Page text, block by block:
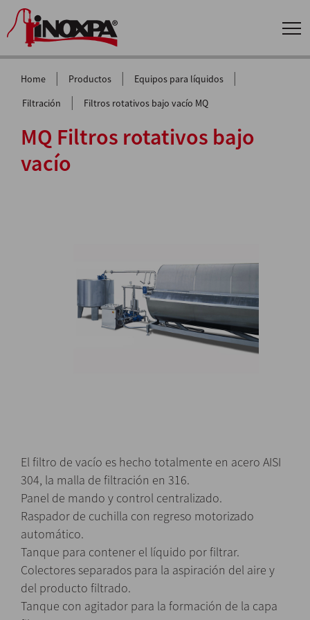
Home | Productos | Equipos para líquidos |
Filtración | Filtros rotativos bajo vacío MQ
MQ Filtros rotativos bajo
vacío
El filtro de vacío es hecho totalmente en acero AISI
304, la malla de filtración en 316.
Panel de mando y control centralizado.
Raspador de cuchilla con regreso motorizado
automático.
Tanque para contener el líquido por filtrar.
Colectores separados para la aspiración del aire y
del producto filtrado.
Tanque con agitador para la formación de la capa